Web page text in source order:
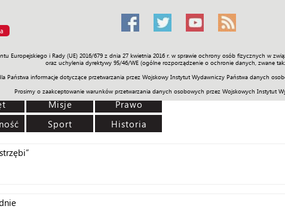
Europejskiego i Rady (UE) 2016/679 z dnia 27 kwietnia 2016 r. w sprawie ochrony osób fizycznych w
oraz uchylenia dyrektywy 95/46/WE (ogólne rozporządzenie o ochronie danych, zwane
Państwa informacje dotyczące przetwarzania przez Wojskowy Instytut Wydawniczy Państwa danych
Prosimy o zaakceptowanie warunków przetwarzania danych osobowych przez Wojskowych Instytut
Prawo Świat Społeczność Sport Historia Galerie Wideo
Misje
Prawo
Sport Historia